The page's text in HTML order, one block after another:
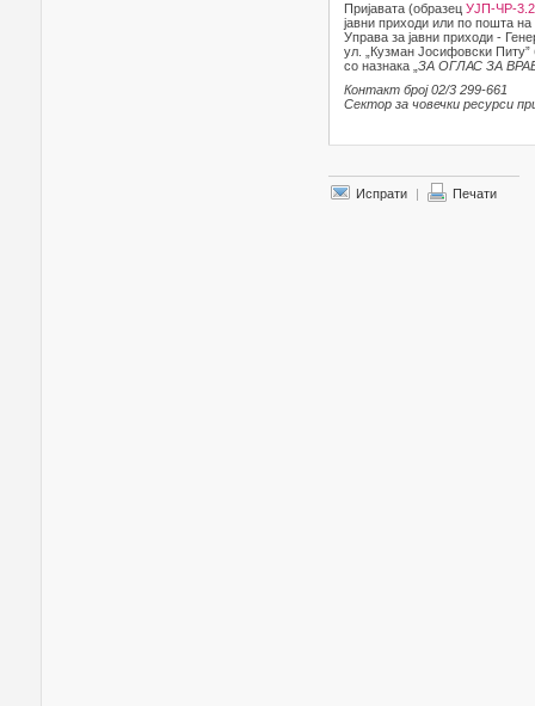
Пријавата (образец УЈП-ЧР-
јавни приходи или по пошта
Управа за јавни приходи -
ул. „Кузман Јосифовски Питу”
со назнака „ ЗА ОГЛАС ЗА
Контакт број 02/3 299-661
Сектор за човечки ресурси
Испрати | Печати